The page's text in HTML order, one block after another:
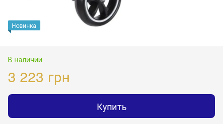
Новинка
В наличии
3 223 грн
Купить